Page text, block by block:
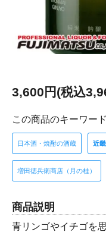
3,600円(税込
この商品のキーワード
日本酒・焼酎の酒蔵 近
増田徳兵衛商店（月の桂）
商品説明
青リンゴやイチゴを